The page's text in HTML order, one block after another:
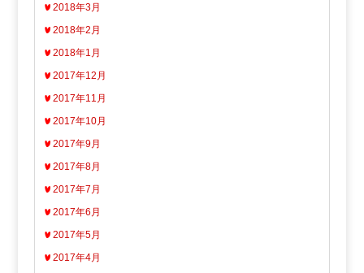
2018年3月
2018年2月
2018年1月
2017年12月
2017年11月
2017年10月
2017年9月
2017年8月
2017年7月
2017年6月
2017年5月
2017年4月